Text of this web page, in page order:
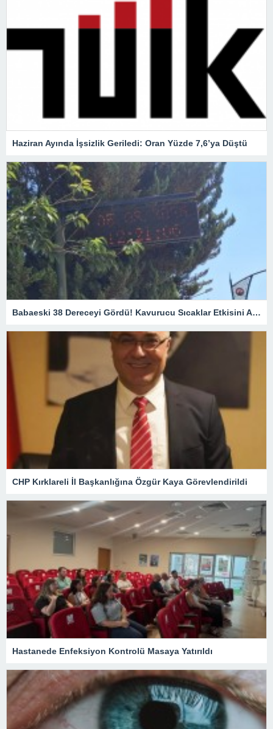
Haziran Ayında İşsizlik Geriledi: Oran Yüzde 7,6’ya Düştü
Babaeski 38 Dereceyi Gördü! Kavurucu Sıcaklar Etkisini Artırıyor
CHP Kırklareli İl Başkanlığına Özgür Kaya Görevlendirildi
Hastanede Enfeksiyon Kontrolü Masaya Yatırıldı